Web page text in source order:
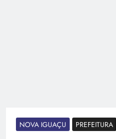
NOVA IGUAÇU PREFEITURA